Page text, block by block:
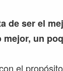
de ser el
mejor, un
el